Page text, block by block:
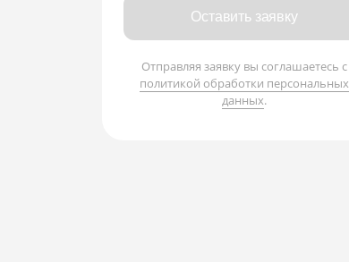
Оставить заявку
Отправляя заявку вы соглашаетесь с
политикой обработки персональных
данных.